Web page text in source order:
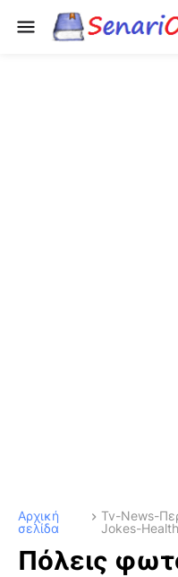
Αρχική
σελίδα
Tv-News-
Jokes-Health
Πόλεις